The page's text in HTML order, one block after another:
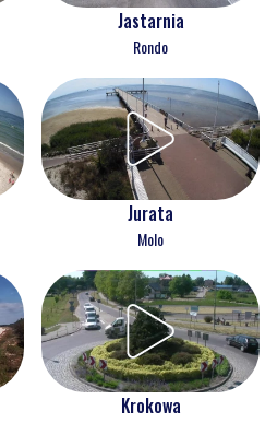
Jastarnia
Rondo
Jurata
Molo
Krokowa